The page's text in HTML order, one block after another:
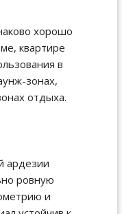
хорошо
квартире
в
зонах,
отдыха.
ардезии
ровную
и